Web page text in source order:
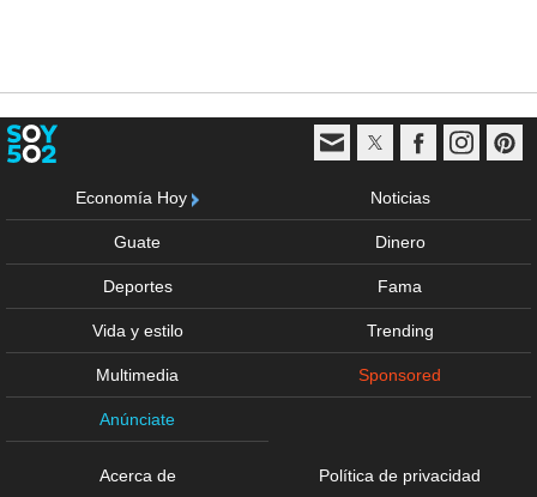
Economía Hoy Noticias
Guate Dinero
Deportes Fama
Vida y estilo Trending
Multimedia Sponsored
Anúnciate
Acerca de Política de privacidad